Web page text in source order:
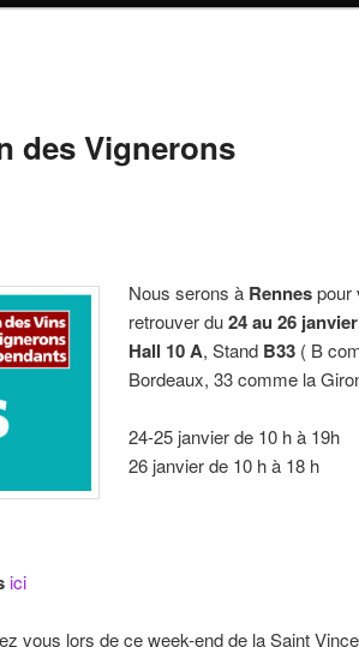
des Vignerons
Nous serons à Rennespour
retrouver du24 au 26
Hall 10 A, Stand B33 ( B
Bordeaux, 33 comme la
24-25 janvier de 10 h à 19h
26 janvier de 10 h à 18 h
ici
vous lors de ce week-end de la Saint